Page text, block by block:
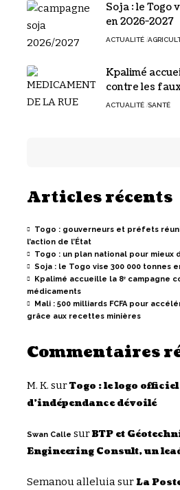
Soja : le Togo
en 2026-2027
ACTUALITÉ
Kpalimé
contre les
ACTUALITÉ SANTÉ
Articles récents
Togo : gouverneurs et préfets
l’action de l’État
Togo : un plan national pour
Soja : le Togo vise 300 000 tonnes
Kpalimé accueille la 8ᵉ campagne
médicaments
Mali : 500 milliards FCFA pour
grâce aux recettes minières
Commentaires
M. K. surTogo : le logo
d’indépendance dévoilé
Swan Calle surBTP et
Engineering Consult, un
Semanou alleluiasurLa